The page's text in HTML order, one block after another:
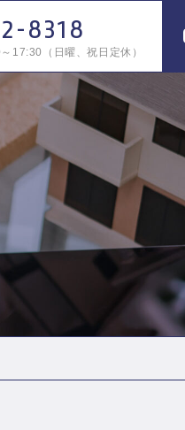
8318
17:30（日曜、祝日定休）
TOP
ABOUT
SERVICE
WORK
INFORMATION